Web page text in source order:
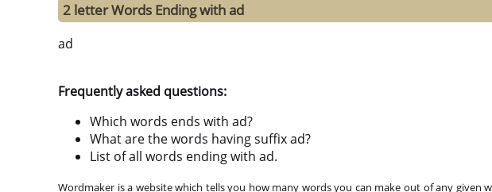
2 letter Words Ending with ad
ad
Frequently asked questions:
Which words ends with ad?
What are the words having suffix ad?
List of all words ending with ad.
Wordmaker is a website which tells you how many words you can make out of any